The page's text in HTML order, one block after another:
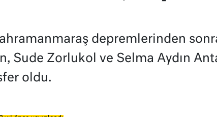
depremlerinden
Sude Zorlukol ve Selma Aydın
oldu.